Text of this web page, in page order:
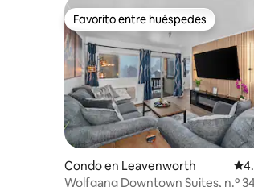
Favorito entre huéspedes
Favorito entre huéspedes
Condo en Leavenworth
Wolfgang Downtown Suites, n.º 34